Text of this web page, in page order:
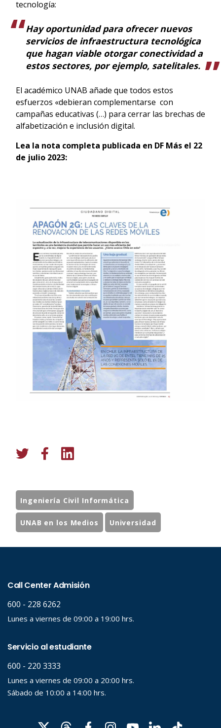
tecnología:
Hay oportunidad para ofrecer nuevos
servicios de infraestructura tecnológica
que hagan viable otorgar conectividad a
estos sectores, por ejemplo, satelitales.
El académico UNAB añade que todos estos
esfuerzos «debieran complementarse con
campañas educativas (…) para cerrar las brechas de
alfabetización e inclusión digital.
Lea la nota completa publicada en DF Más el 22
de julio 2023:
Ingeniería Civil Informática
UNAB en los Medios Universidad